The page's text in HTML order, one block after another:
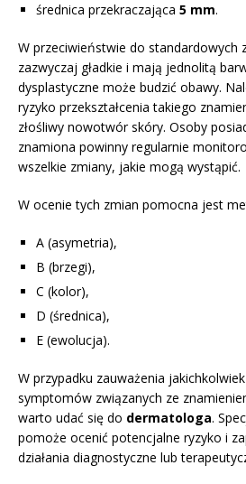
średnica przekraczająca 5 mm.
W przeciwieństwie do standardowych
zazwyczaj gładkie i mają jednolitą
dysplastyczne może budzić obawy.
ryzyko przekształcenia takiego
złośliwy nowotwór skóry. Osoby
znamiona powinny regularnie
wszelkie zmiany, jakie mogą wystąpić.
W ocenie tych zmian pomocna jest
A (asymetria),
B (brzegi),
C (kolor),
D (średnica),
E (ewolucja).
W przypadku zauważenia
symptomów związanych ze
warto udać się do dermatologa.
pomoże ocenić potencjalne ryzyko i
działania diagnostyczne lub